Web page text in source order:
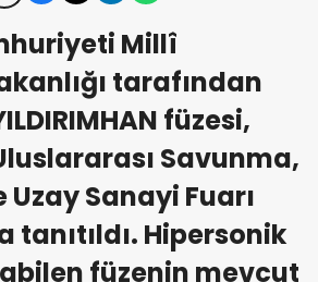
Millî
tarafından
füzesi,
Savunma,
Uzay Sanayi Fuarı
tanıtıldı. Hipersonik
füzenin mevcut